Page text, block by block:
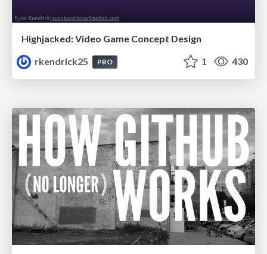
Highjacked: Video Game Concept Design
rkendrick25
PRO 1 430